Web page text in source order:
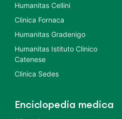
Humanitas Cellini
Clinica Fornaca
Humanitas Gradenigo
Humanitas Istituto Clinico
Catenese
Clinica Sedes
Enciclopedia medica